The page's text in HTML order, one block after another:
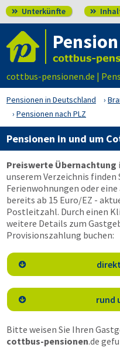
 Unterkünfte 
cottbus-pensionen.de |
Pensionen in Deutschland
Pensionen nach PLZ
Pensionen in und um
Preiswerte Übernachtung
unserem Verzeichnis finden
Ferienwohnungen oder
bereits ab 15 Euro/EZ -
Postleitzahl. Durch einen
weitere Details zum
Provisionszahlung buchen:

 rund
Bitte weisen Sie Ihren
cottbus-pensionen.de